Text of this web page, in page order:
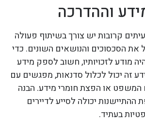
וההדרכה
קרובות יש צורך בשיתוף פעולה
את הסכסוכים והנושאים השונים. כדי
מודע לזכויותיו, חשוב לספק מידע
זה יכול לכלול סדנאות, מפגשים עם
או הפצת חומרי מידע. הבנה
יכולה לסייע לדיירים
בעתיד.